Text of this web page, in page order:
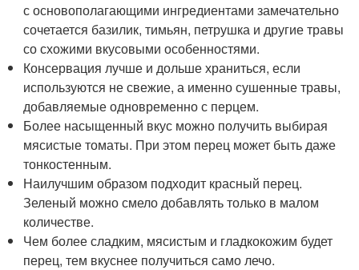
с основополагающими ингредиентами замечательно
сочетается базилик, тимьян, петрушка и другие травы
со схожими вкусовыми особенностями.
Консервация лучше и дольше храниться, если
используются не свежие, а именно сушенные травы,
добавляемые одновременно с перцем.
Более насыщенный вкус можно получить выбирая
мясистые томаты. При этом перец может быть даже
тонкостенным.
Наилучшим образом подходит красный перец.
Зеленый можно смело добавлять только в малом
количестве.
Чем более сладким, мясистым и гладкокожим будет
перец, тем вкуснее получиться само лечо.